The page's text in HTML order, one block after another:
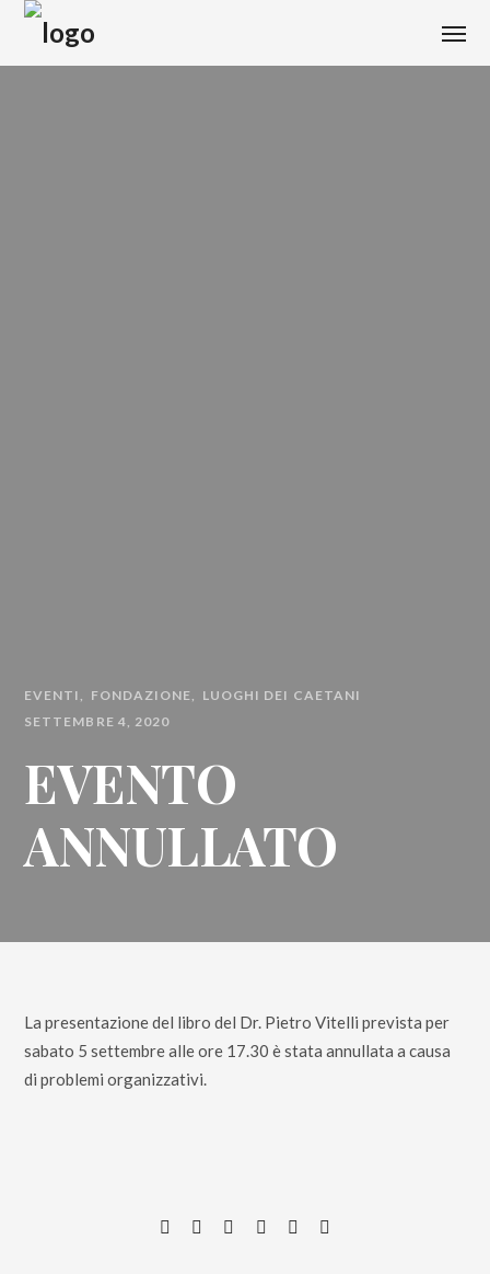
EVENTI FONDAZIONE
LUOGHI DEI CAETANI
SETTEMBRE 4, 2020
EVENTO
ANNULLATO
La presentazione del libro del Dr. Pietro Vitelli prevista per
sabato 5 settembre alle ore 17.30 è stata annullata a causa
di problemi organizzativi.